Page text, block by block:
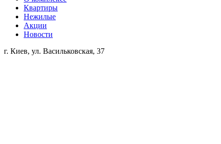
Квартиры
Нежилые
Акции
Новости
г. Киев, ул. Васильковская, 37